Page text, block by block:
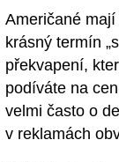
Američané
krásný termín
překvapení,
podíváte na
velmi často o
v reklamách